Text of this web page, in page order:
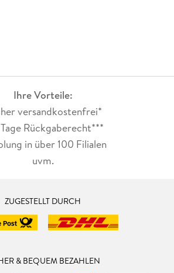
Ihre Vorteile:
versandkostenfrei*
Rückgaberecht***
in über 100 Filialen
uvm.
ZUGESTELLT DURCH
& BEQUEM BEZAHLEN